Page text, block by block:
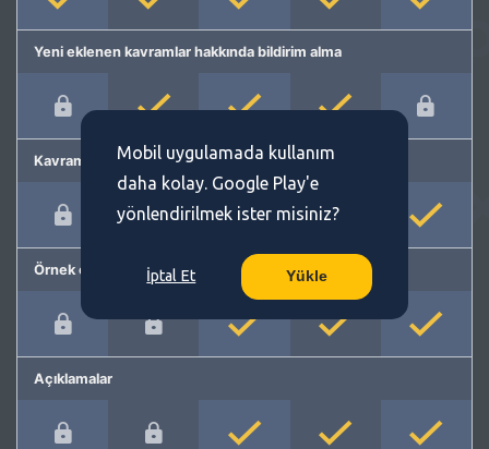
Yeni eklenen kavramlar hakkında bildirim alma
Kavram önerme
Örnek cümleler
Açıklamalar
Mobil uygulamada kullanım
daha kolay. Google Play'e
yönlendirilmek ister misiniz?
İptal Et Yükle